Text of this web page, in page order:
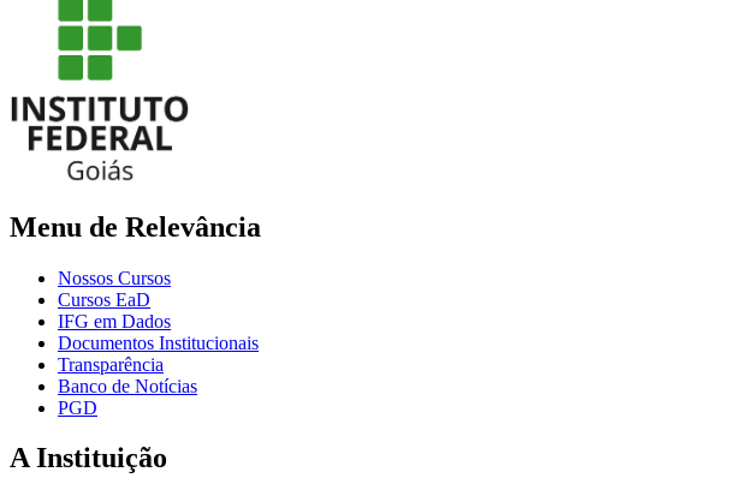
Menu de Relevância
Nossos Cursos
Cursos EaD
IFG em Dados
Documentos Institucionais
Transparência
Banco de Notícias
PGD
A Instituição